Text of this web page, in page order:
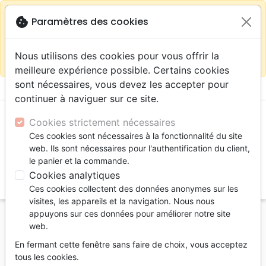
Continuer sur le site France close
warningSelon votre
localisation (États-
sur la boutique La Maison de la Bible Suisse
menu shopping_cart
Accueil Auteurs Barna George
George Barna
cookie Paramètres des cookies
Nous utilisons des cookies pour vous offrir la
meilleure expérience possible. Certains cookies
sont nécessaires, vous devez les accepter pour
continuer à naviguer sur ce site.
Cookies strictement nécessaires
Ces cookies sont nécessaires à la fonctionnalité du site
web. Ils sont nécessaires pour l'authentification du client,
le panier et la commande.
Cookies analytiques
Ces cookies collectent des données anonymes sur les
visites, les appareils et la navigation. Nous nous
appuyons sur ces données pour améliorer notre site
web.
En fermant cette fenêtre sans faire de choix, vous acceptez
tous les cookies.